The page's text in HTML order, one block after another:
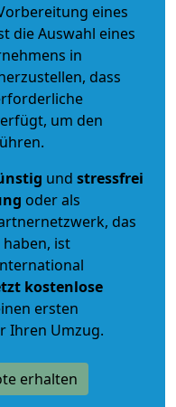
eines
die Auswahl eines
in
dass
um den
und stressfrei
oder als
das
ist
kostenlose
ersten
Ihren Umzug.
erhalten